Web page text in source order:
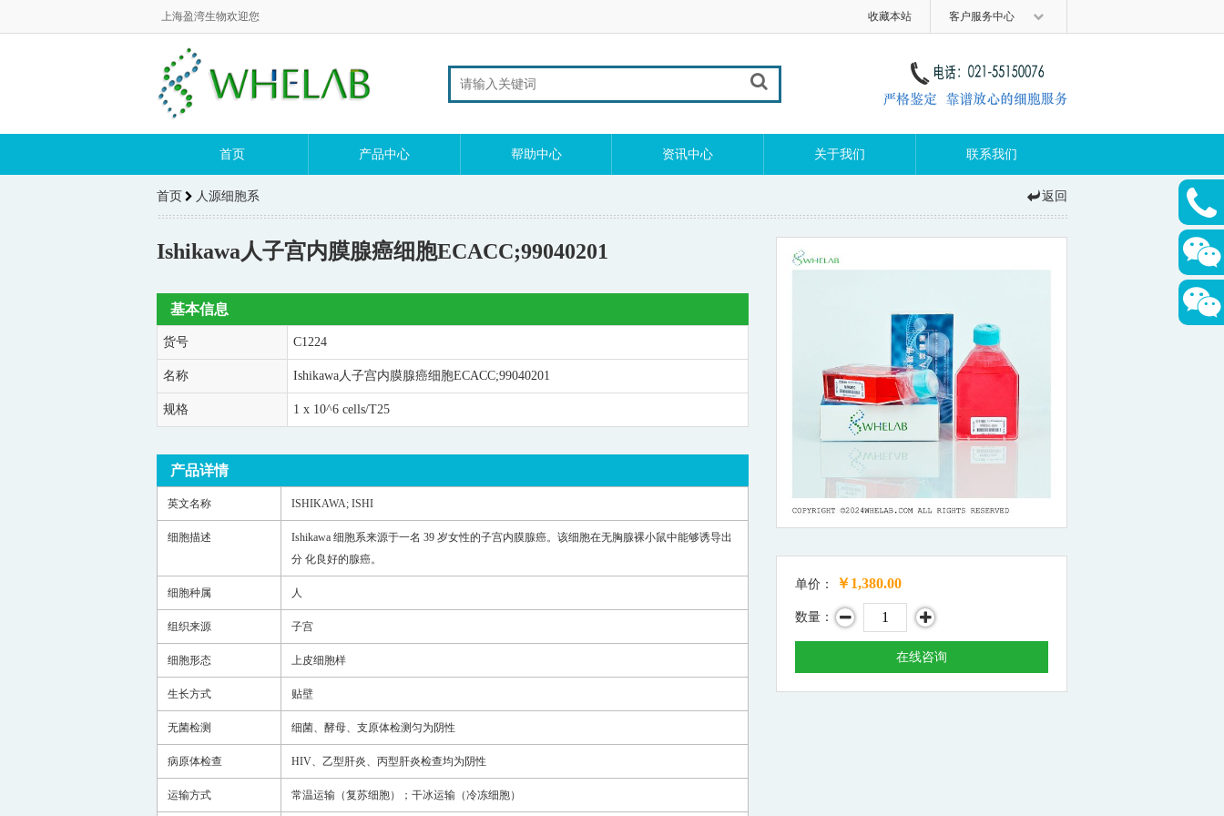
上海盈湾生物欢迎您 收藏本站 客户服务中心
首页 产品中心 帮助中心 资讯中心 关于我们 联系我们
首页 人源细胞系 返回
单价： ￥1,380.00
数量：
在线咨询
Ishikawa人子宫内膜腺癌细胞ECACC;99040201
基本信息
货号 C1224
名称 Ishikawa人子宫内膜腺癌细胞ECACC;99040201
规格 1 x 10^6 cells/T25
产品详情
英文名称 ISHIKAWA; ISHI
细胞描述 Ishikawa细胞系来源于一名 39岁女性的子宫内膜腺癌。该细胞在无胸腺裸小鼠中能够诱导出
分 化良好的腺癌。
细胞种属 人
组织来源 子宫
细胞形态 上皮细胞样
生长方式 贴壁
无菌检测 细菌、酵母、支原体检测匀为阴性
病原体检查 HIV、乙型肝炎、丙型肝炎检查均为阴性
运输方式 常温运输（复苏细胞） ；干冰运输（冷冻细胞）